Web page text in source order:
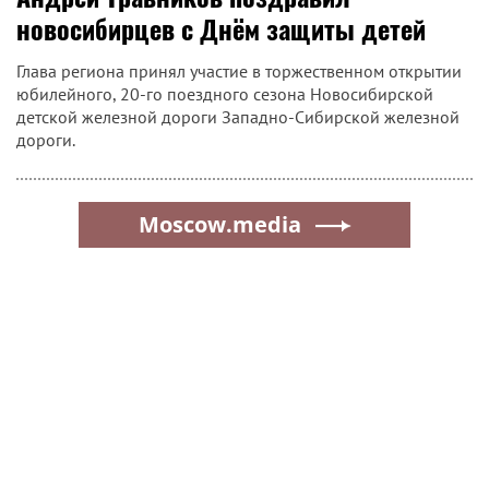
новосибирцев с Днём защиты детей
Глава региона принял участие в торжественном открытии
юбилейного, 20-го поездного сезона Новосибирской
детской железной дороги Западно-Сибирской железной
дороги.
Moscow.media